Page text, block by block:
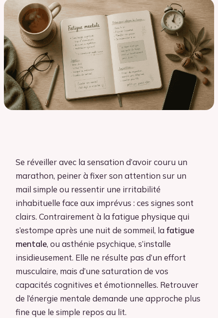
Se réveiller avec la sensation d’avoir couru un
marathon, peiner à fixer son attention sur un
mail simple ou ressentir une irritabilité
inhabituelle face aux imprévus : ces signes sont
clairs. Contrairement à la fatigue physique qui
s’estompe après une nuit de sommeil, lafatigue
mentale, ou asthénie psychique, s’installe
insidieusement. Elle ne résulte pas d’un effort
musculaire, mais d’une saturation de vos
capacités cognitives et émotionnelles. Retrouver
de l’énergie mentale demande une approche plus
fine que le simple repos au lit.